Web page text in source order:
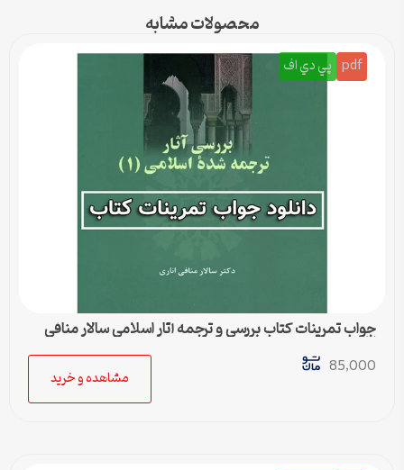
محصولات مشابه
pdf پي دي اف
جواب تمرینات کتاب بررسی و ترجمه آثار اسلامی سالار منافی
اناری
85,000
مشاهده و خرید